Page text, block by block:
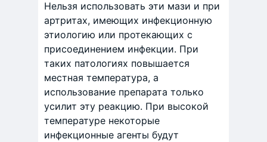
Нельзя использовать эти мази и при
артритах, имеющих инфекционную
этиологию или протекающих с
присоединением инфекции. При
таких патологиях повышается
местная температура, а
использование препарата только
усилит эту реакцию. При высокой
температуре некоторые
инфекционные агенты будут